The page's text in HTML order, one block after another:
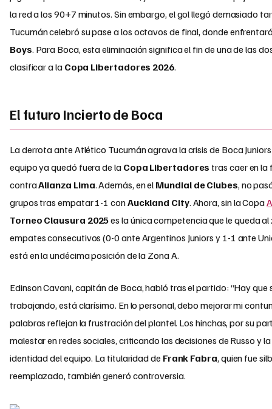
la red a los 90+7 minutos. Sin embargo, el gol llegó demasiado
Tucumán celebró su pase a los octavos de final, donde
Boys. Para Boca, esta eliminación significa el fin de una de las
clasificar a la Copa Libertadores 2026.
El futuro Incierto de Boca
La derrota ante Atlético Tucumán agrava la crisis de Boca
equipo ya quedó fuera de la Copa Libertadores tras caer en la
contraAlianza Lima. Además, en el Mundial de Clubes, no
grupos tras empatar 1-1 conAuckland City. Ahora, sin la Copa
Torneo Clausura 2025es la única competencia que le queda al
empates consecutivos (0-0 ante Argentinos Juniors y 1-1 ante
está en la undécima posición de la Zona A.
Edinson Cavani, capitán de Boca, habló tras el partido: “Hay que
trabajando, está clarísimo. En lo personal, debo mejorar mi
palabras reflejan la frustración del plantel. Los hinchas, por su
malestar en redes sociales, criticando las decisiones de Russo y
identidad del equipo. La titularidad de Frank Fabra, quien fue
reemplazado, también generó controversia.